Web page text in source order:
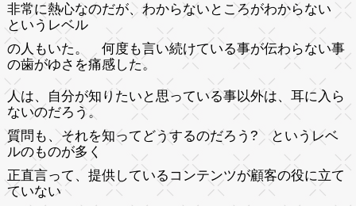
非常に熱心なのだが、わからないところがわからない
というレベル
の人もいた。 何度も言い続けている事が伝わらない事
の歯がゆさを痛感した。
人は、自分が知りたいと思っている事以外は、耳に入ら
ないのだろう。
質問も、それを知ってどうするのだろう? というレベ
ルのものが多く
正直言って、提供しているコンテンツが顧客の役に立て
ていない